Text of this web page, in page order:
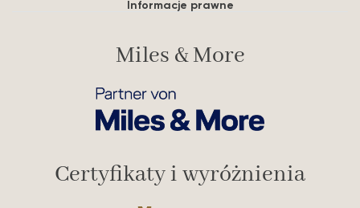
Informacje prawne
Miles & More
Certyfikaty i wyróżnienia